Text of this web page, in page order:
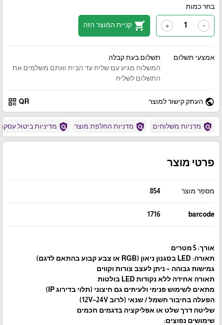
בחר כמות
-
+
shopping_cart קניית המוצר הזה
אמצעי תשלום
תשלום בעת קבלה
המשלוח מגיע עם שליח עד הבית ואתם משלמים את
התשלום לשליח
public העתק קישור למוצר QR
qr_code
policy מדניות משלוחים policy מדניות החלפת מוצר policy מדיניות ביטול
פרטי מוצר
מספר מוצר 854
barcode
1716
אורך: 5 מטרים
תאורה: LED בסגנון ניאון (RGB או צבע קבוע בהתאם לדגם)
גמישות גבוהה – ניתן לעצב צורות וקווים
תאורה אחידה ללא נקודות LED בולטות
מתאים לשימוש פנימי ולעיתים גם חיצוני (תלוי בדירוג IP)
הפעלה בחיבור חשמל / שנאי (לרוב 12V–24V)
שליטה דרך שלט או אפליקציה בדגמים חכמים
שימושים נפוצים: